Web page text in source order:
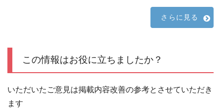
さらに見る
この情報はお役に立ちましたか？
いただいたご意見は掲載内容改善の参考とさせていただき
ます